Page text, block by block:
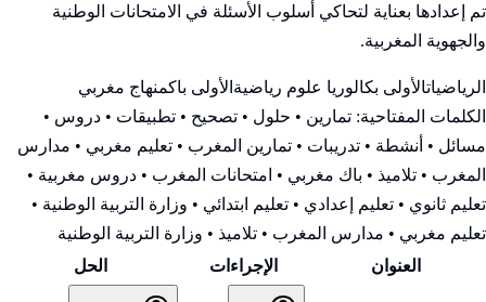
تم إعدادها بعناية لتحاكي أسلوب الأسئلة في الامتحانات الوطنية
والجهوية المغربية.
الرياضياتالأولى بكالوريا علوم رياضية الأولى باكمنهاج مغربي
الكلمات المفتاحية: تمارين • حلول • تصحيح • تطبيقات • دروس •
مسائل • أنشطة • تدريبات • تمارين المغرب • تعليم مغربي • مدارس
المغرب • تلاميذ • باك مغربي • امتحانات المغرب • دروس مغربية •
تعليم ثانوي • تعليم إعدادي • تعليم ابتدائي • وزارة التربية الوطنية •
تعليم مغربي • مدارس المغرب • تلاميذ • وزارة التربية الوطنية
العنوان
الإجراءات الحل